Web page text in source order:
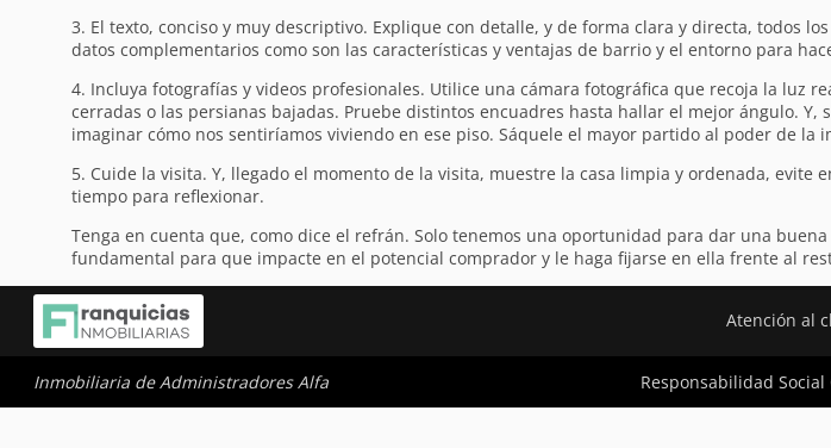
3. El texto, conciso y muy descriptivo. Explique con detalle, y de forma clara y directa, todos
datos complementarios como son las características y ventajas de barrio y el entorno para
4. Incluya fotografías y videos profesionales. Utilice una cámara fotográfica que recoja la luz
cerradas o las persianas bajadas. Pruebe distintos encuadres hasta hallar el mejor ángulo.
imaginar cómo nos sentiríamos viviendo en ese piso. Sáquele el mayor partido al poder de la
5. Cuide la visita. Y, llegado el momento de la visita, muestre la casa limpia y ordenada, evite
tiempo para reflexionar.
Tenga en cuenta que, como dice el refrán. Solo tenemos una oportunidad para dar una
fundamental para que impacte en el potencial comprador y le haga fijarse en ella frente al
Atención al
Inmobiliaria de Administradores Alfa Responsabilidad